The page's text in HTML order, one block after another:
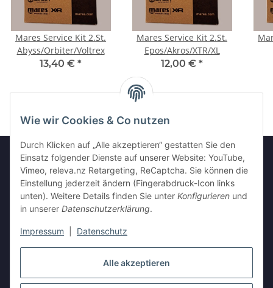
Alle akzeptieren
Wie wir Cookies & Co nutzen
Durch Klicken auf „Alle akzeptieren“ gestatten Sie den
Einsatz folgender Dienste auf unserer Website: YouTube,
Vimeo, releva.nz Retargeting, ReCaptcha. Sie können die
Einstellung jederzeit ändern (Fingerabdruck-Icon links
unten). Weitere Details finden Sie unter Konfigurieren und
in unserer Datenschutzerklärung.
Impressum Datenschutz
Mares Service Kit 2.St.
Abyss/Orbiter/Voltrex
13,40 € *
Mares Service Kit 2.St.
Epos/Akros/XTR/XL
12,00 € *
Informationen
Gesetzliche Informationen
Vertrag widerrufen